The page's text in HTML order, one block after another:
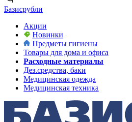
Базисрубли
Акции
Новинки
Предметы гигиены
Товары для дома и офиса
Расходные материалы
Дез.средства, баки
Медицинская одежда
Медицинская техника